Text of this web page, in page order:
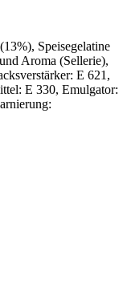
Speisegelatine
Aroma (Sellerie),
E 621,
E 330, Emulgator: